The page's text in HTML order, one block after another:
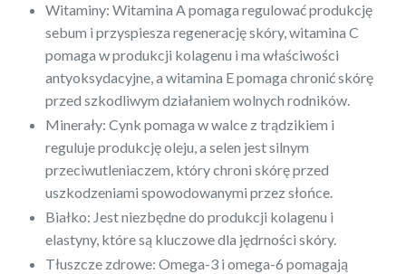
Witaminy: Witamina A pomaga regulować produkcję
sebum i przyspiesza regenerację skóry, witamina C
pomaga w produkcji kolagenu i ma właściwości
antyoksydacyjne, a witamina E pomaga chronić skórę
przed szkodliwym działaniem wolnych rodników.
Minerały: Cynk pomaga w walce z trądzikiem i
reguluje produkcję oleju, a selen jest silnym
przeciwutleniaczem, który chroni skórę przed
uszkodzeniami spowodowanymi przez słońce.
Białko: Jest niezbędne do produkcji kolagenu i
elastyny, które są kluczowe dla jędrności skóry.
Tłuszcze zdrowe: Omega-3 i omega-6 pomagają